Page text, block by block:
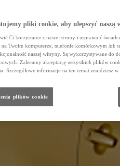
pliki cookie, aby ulepszyć naszą
Ci korzystanie z naszej strony i usprawnić
na Twoim komputerze, telefonie komórkowym lub
naszej witryny. Są wykorzystywane do
Zalecamy akceptację wszystkich plików
Szczegółowe informacje na ten temat znajdziesz w
plików cookie